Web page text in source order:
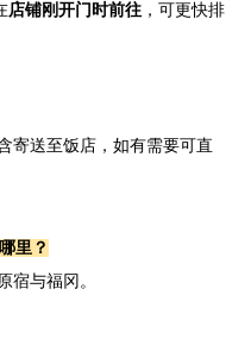
店铺刚开门时前往 ，可更快排
寄送至饭店，如有需要可直
里？
宿与福冈。